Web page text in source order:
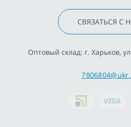
СВЯЗАТЬСЯ С
Оптовый склад: г. Харьков,